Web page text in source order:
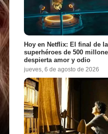
Hoy en Netflix: El final de
superhéroes de 500
despierta amor y odio
jueves, 6 de agosto de 2026